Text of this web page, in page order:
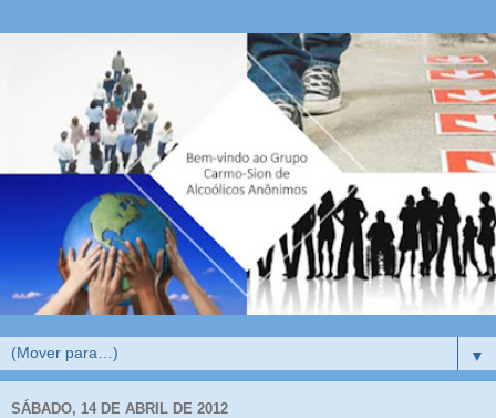
▼
SÁBADO, 14 DE ABRIL DE 2012